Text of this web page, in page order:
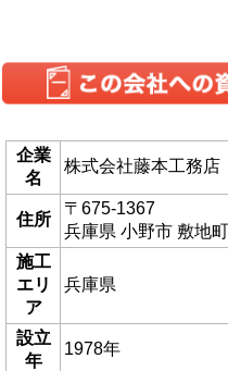
企業
名
株式会社藤本工務店
住所
〒675-1367
兵庫県 小野市 敷地
施工
エリ
ア
兵庫県
設立
年
1978年